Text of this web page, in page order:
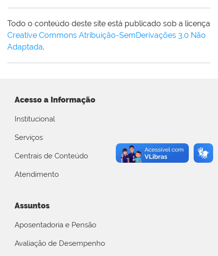
Todo o conteúdo deste site está publicado sob a licença
Creative Commons Atribuição-SemDerivações 3.0 Não
Adaptada.
Acesso a Informação
Institucional
Serviços
Centrais de Conteúdo
Atendimento
Assuntos
Aposentadoria e Pensão
Avaliação de Desempenho